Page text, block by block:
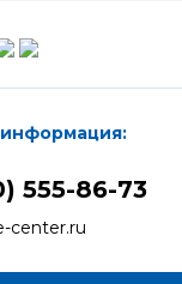
информация:
555-86-73
center.ru